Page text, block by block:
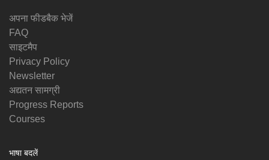
अपना फीडबैक भेजें
FAQ
साइटमैप
Privacy Policy
Newsletter
अद्यतन सामग्री
Progress Reports
Courses
भाषा बदलें